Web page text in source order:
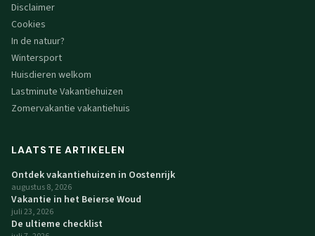
Disclaimer
Cookies
In de natuur?
Wintersport
Huisdieren welkom
Lastminute Vakantiehuizen
Zomervakantie vakantiehuis
LAATSTE ARTIKELEN
Ontdek vakantiehuizen in Oostenrijk
augustus 8, 2026
Vakantie in het Beierse Woud
juli 23, 2026
De ultieme checklist